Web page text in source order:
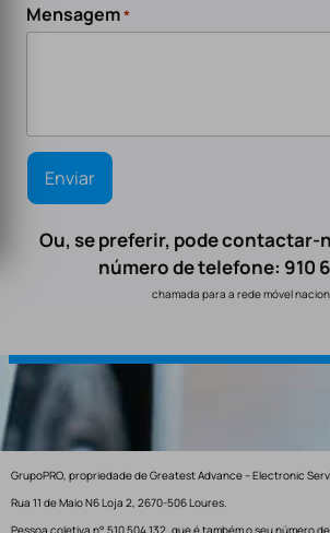
Mensagem*
Ou, se preferir, pode contactar-
número de telefone: 910
chamada para a rede móvel
GrupoPRO, propriedade de Greatest Advance – Electronic
Rua 11 de Maio N6 Loja 2, 2670-506 Loures.
Pessoa coletiva n° 510 504 132, que é também o seu número